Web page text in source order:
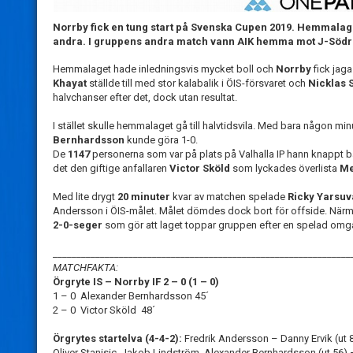
Norrby fick en tung start på Svenska Cupen 2019.
andra. I gruppens andra match vann AIK hemma mot J-
Hemmalaget hade inledningsvis mycket boll och Norrbyfick
Khayat ställde till med stor kalabalik i ÖIS-försvaret och Nicklas
halvchanser efter det, dock utan resultat.
I stället skulle hemmalaget gå till halvtidsvila. Med bara någon
Bernhardsson kunde göra 1-0.
De 1147personerna som var på plats på Valhalla IP hann knappt
det den giftige anfallaren Victor Sköld som lyckades överlista
Med lite drygt 20 minuter kvar av matchen spelade Ricky
Andersson i ÖIS-målet. Målet dömdes dock bort för offside.
2-0-seger som gör att laget toppar gruppen efter en spelad
MATCHFAKTA:
Örgryte IS – Norrby IF 2 – 0 (1 – 0)
1 – 0 Alexander Bernhardsson 45´
2 – 0 Victor Sköld 48´
Örgrytes startelva (4-4-2): Fredrik Andersson – Danny Ervik